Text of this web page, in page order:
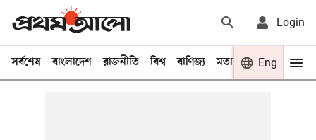
Login
সর্বশেষ বাংলাদেশ রাজনীতি বিশ্ব বাণিজ্য মতামত খেলা
Eng